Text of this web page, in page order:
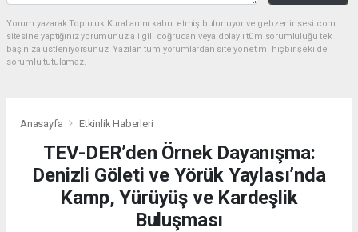
Yorum yazarak Topluluk Kuralları’nı kabul etmiş bulunuyor ve gebzeninsesi.com
sitesine yaptığınız yorumunuzla ilgili doğrudan veya dolaylı tüm sorumluluğu tek
başınıza üstleniyorsunuz. Yazılan tüm yorumlardan site yönetimi hiçbir şekilde
sorumlu tutulamaz.
Anasayfa Etkinlik Haberleri
TEV-DER’den Örnek Dayanışma:
Denizli Göleti ve Yörük Yaylası’nda
Kamp, Yürüyüş ve Kardeşlik
Buluşması